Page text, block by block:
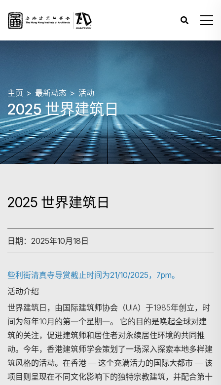
主页 最新动态 活动
2025 世界建筑日
2025 世界建筑日
日期：2025年10月18日
些利街清真寺导赏截止时间为21/10/2025，7pm。
活动介绍
世界建筑日，由国际建筑师协会（UIA）于1985年创立，时
间为每年10月的第一个星期一。 它的目的是唤起全球对建
筑的关注，促进建筑师和居住者对永续居住环境的共同推
动。今年，香港建筑师学会策划了一场深入探索本地多样建
筑风格的活动。在香港 — 这个充满活力的国际大都市 — 该
项目则呈现在不同文化影响下的独特宗教建筑，并配合第十